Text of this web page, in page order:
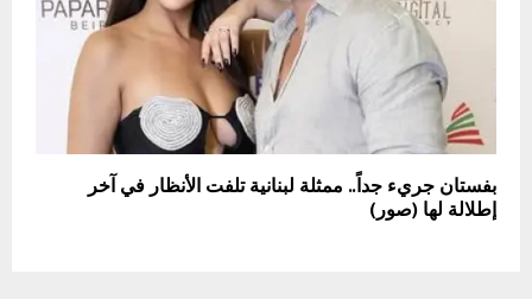
بفستان جريء جداً.. ممثلة لبنانية تلفت الأنظار في آخر
إطلالة لها (صور)